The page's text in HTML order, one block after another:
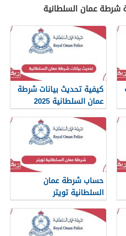
شرطة عمان السلطانية
كيفية تحديث بيانات شرطة
عمان السلطانية 2025
حساب شرطة عمان
السلطانية تويتر